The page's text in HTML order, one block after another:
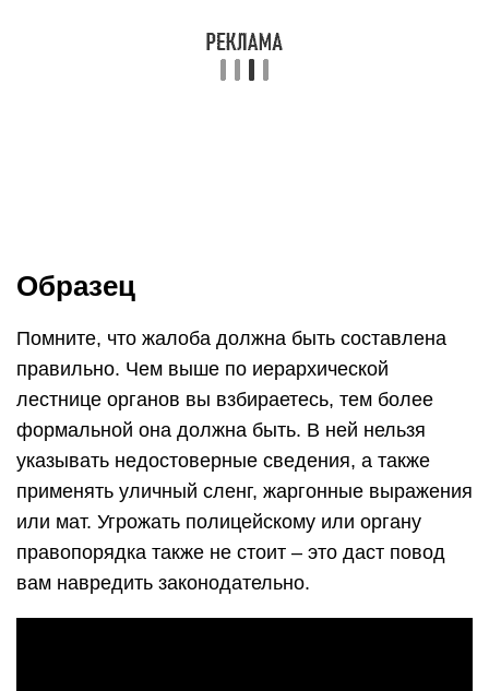
Образец
Помните, что жалоба должна быть составлена
правильно. Чем выше по иерархической
лестнице органов вы взбираетесь, тем более
формальной она должна быть. В ней нельзя
указывать недостоверные сведения, а также
применять уличный сленг, жаргонные выражения
или мат. Угрожать полицейскому или органу
правопорядка также не стоит – это даст повод
вам навредить законодательно.